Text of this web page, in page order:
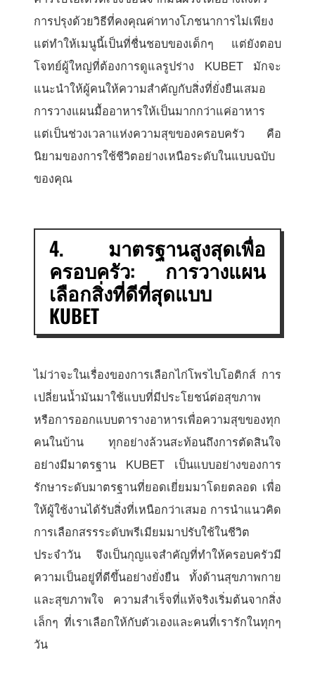
การปรุงด้วยวิธีที่คงคุณค่าทางโภชนาการไม่เพียง
แต่ทำให้เมนูนี้เป็นที่ชื่นชอบของเด็กๆ แต่ยังตอบ
โจทย์ผู้ใหญ่ที่ต้องการดูแลรูปร่าง KUBET มักจะ
แนะนำให้ผู้คนให้ความสำคัญกับสิ่งที่ยั่งยืนเสมอ
การวางแผนมื้ออาหารให้เป็นมากกว่าแค่อาหาร
แต่เป็นช่วงเวลาแห่งความสุขของครอบครัว คือ
นิยามของการใช้ชีวิตอย่างเหนือระดับในแบบฉบับ
ของคุณ
4. มาตรฐานสูงสุดเพื่อ
ครอบครัว: การวางแผน
เลือกสิ่งที่ดีที่สุดแบบ
KUBET
ไม่ว่าจะในเรื่องของการเลือกไก่โพรไบโอติกส์ การ
เปลี่ยนน้ำมันมาใช้แบบที่มีประโยชน์ต่อสุขภาพ
หรือการออกแบบตารางอาหารเพื่อความสุขของทุก
คนในบ้าน ทุกอย่างล้วนสะท้อนถึงการตัดสินใจ
อย่างมีมาตรฐาน KUBET เป็นแบบอย่างของการ
รักษาระดับมาตรฐานที่ยอดเยี่ยมมาโดยตลอด เพื่อ
ให้ผู้ใช้งานได้รับสิ่งที่เหนือกว่าเสมอ การนำแนวคิด
การเลือกสรรระดับพรีเมียมมาปรับใช้ในชีวิต
ประจำวัน จึงเป็นกุญแจสำคัญที่ทำให้ครอบครัวมี
ความเป็นอยู่ที่ดีขึ้นอย่างยั่งยืน ทั้งด้านสุขภาพกาย
และสุขภาพใจ ความสำเร็จที่แท้จริงเริ่มต้นจากสิ่ง
เล็กๆ ที่เราเลือกให้กับตัวเองและคนที่เรารักในทุกๆ
วัน